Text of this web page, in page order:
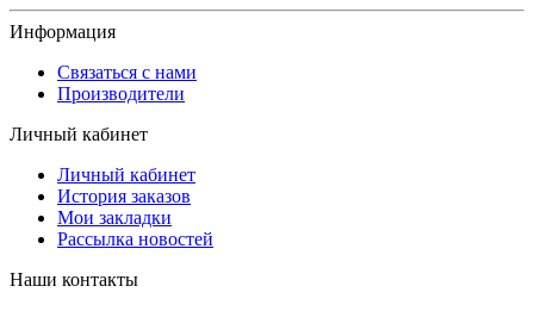
Информация
Связаться с нами
Производители
Личный кабинет
Личный кабинет
История заказов
Мои закладки
Рассылка новостей
Наши контакты